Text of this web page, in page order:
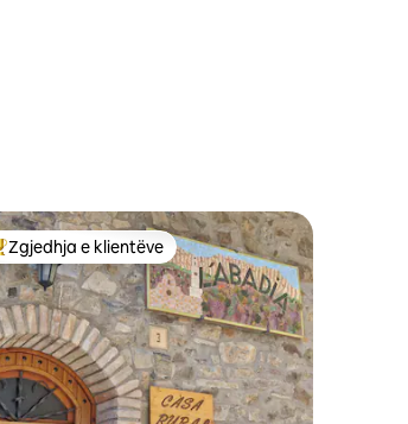
të mirat e zgjedhjeve të klientëve
Zgjedhja e klientëve